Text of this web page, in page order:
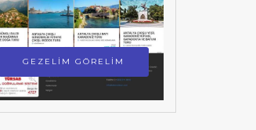
GEZELİM GÖRELİM